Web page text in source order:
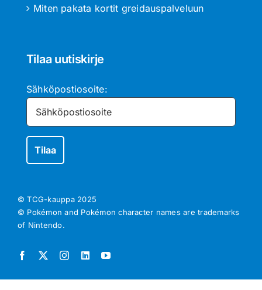
Miten pakata kortit greidauspalveluun
Tilaa uutiskirje
Sähköpostiosoite:
© TCG-kauppa 2025
© Pokémon and Pokémon character names are trademarks
of Nintendo.